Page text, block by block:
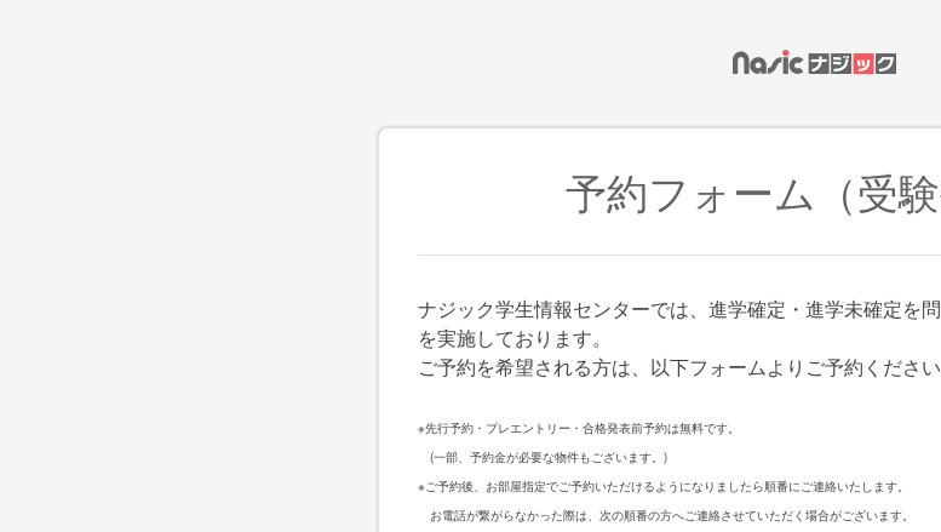
予約フォーム（受験
ナジック学生情報センターでは、進学確定・進学未確定を
を実施しております。
ご予約を希望される方は、以下フォームよりご予約ください
※先行予約・プレエントリー・合格発表前予約は無料です。
(一部、予約金が必要な物件もございます。)
※ご予約後、お部屋指定でご予約いただけるようになりましたら順番にご連絡いたします。
お電話が繋がらなかった際は、次の順番の方へご連絡させていただく場合がございます。